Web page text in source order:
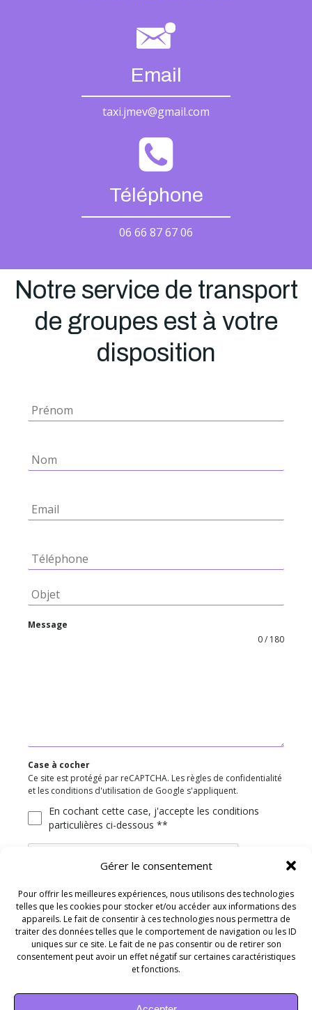
Gérer le consentement
Pour offrir les meilleures expériences, nous utilisons des technologies
telles que les cookies pour stocker et/ou accéder aux informations des
appareils. Le fait de consentir à ces technologies nous permettra de
traiter des données telles que le comportement de navigation ou les ID
uniques sur ce site. Le fait de ne pas consentir ou de retirer son
consentement peut avoir un effet négatif sur certaines caractéristiques
et fonctions.
Email
taxi.jmev@gmail.com
Téléphone
06 66 87 67 06
Notre service de transport
de groupes est à votre
disposition
Message
0 / 180
Case à cocher
Ce site est protégé par reCAPTCHA. Les règles de confidentialité
et les conditions d'utilisation de Google s'appliquent.
En cochant cette case, j'accepte les conditions
particulières ci-dessous **
ENVOYER